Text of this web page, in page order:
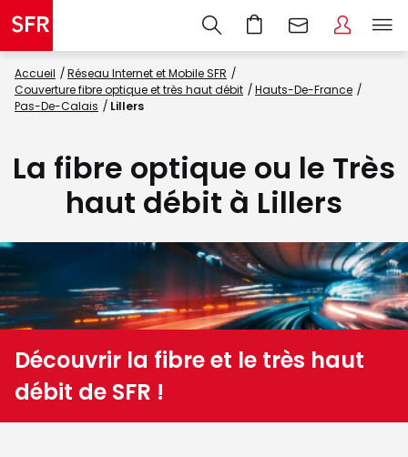
Accueil
Réseau Internet et Mobile SFR
Couverture fibre optique et très haut débit
Hauts-De-France
Pas-De-Calais
Lillers
La fibre optique ou le Très
haut débit à Lillers
Découvrir la fibre et le très haut
débit de SFR !